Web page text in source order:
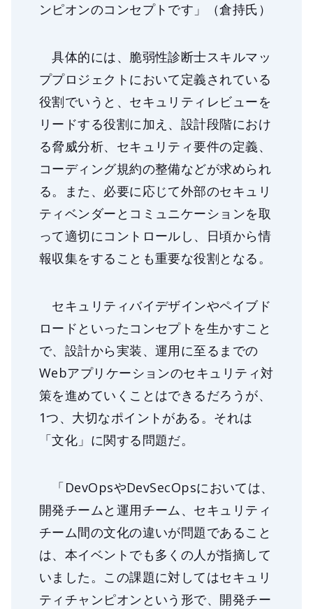
ンピオンのコンセプトです」（倉持氏）
具体的には、脆弱性診断士スキルマッ
ププロジェクトにおいて定義されている
役割でいうと、セキュリティレビューを
リードする役割に加え、設計段階におけ
る脅威分析、セキュリティ要件の定義、
コーディング規約の整備などが求められ
る。また、必要に応じて外部のセキュリ
ティベンダーとコミュニケーションを取
って適切にコントロールし、日頃から情
報収集をすることも重要な役割となる。
セキュリティバイデザインやペイブド
ロードといったコンセプトを生かすこと
で、設計から実装、運用に至るまでの
Webアプリケーションのセキュリティ対
策を進めていくことはできるだろうが、
1つ、大切なポイントがある。それは
「文化」に関する問題だ。
「DevOpsやDevSecOpsにおいては、
開発チームと運用チーム、セキュリティ
チーム間の文化の違いが問題であること
は、本イベントでも多くの人が指摘して
いました。この課題に対してはセキュリ
ティチャンピオンという形で、開発チー